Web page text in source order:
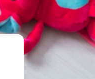
09:00 19:00
09:00 —19:00
09:00